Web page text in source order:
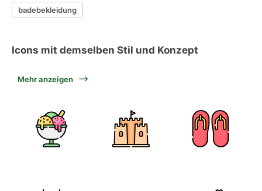
badebekleidung
Icons mit demselben Stil und Konzept
Mehr anzeigen